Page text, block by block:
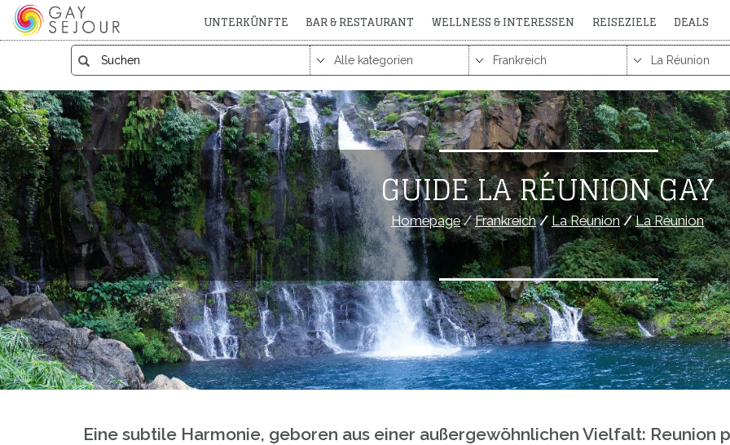
UNTERKÜNFTE BAR & RESTAURANT WELLNESS & INTERESSEN REISEZIELE DEALS
GUIDE LA RÉUNION GAY
Homepage/Frankreich/La Réunion/La Réunion
Eine subtile Harmonie, geboren aus einer außergewöhnlichen Vielfalt: Reunion